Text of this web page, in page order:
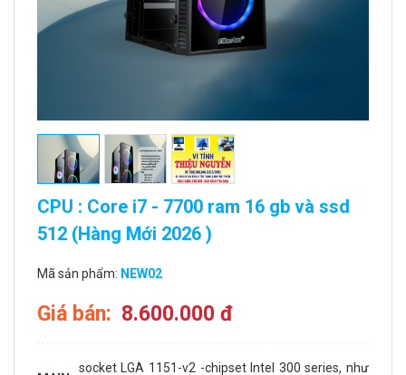
CPU : Core i7 - 7700 ram 16 gb và ssd
512 (Hàng Mới 2026 )
Mã sản phẩm: NEW02
Giá bán: 8.600.000 đ
socket LGA 1151-v2 -chipset Intel 300 series, như